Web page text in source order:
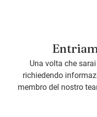
Una volta che
richiedendo
membro del nostro